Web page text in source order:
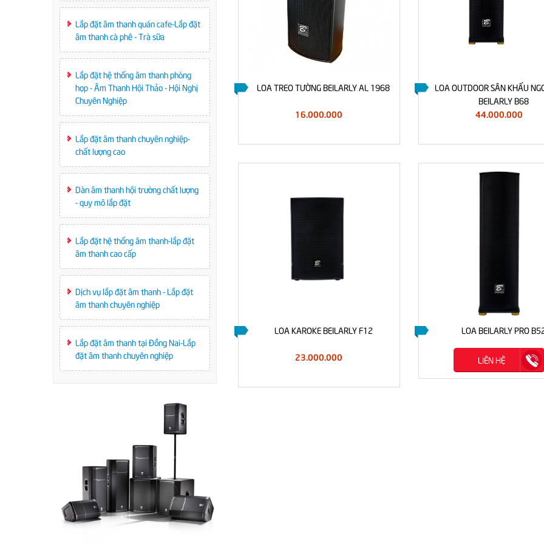
LOA KARAOKE BEILARLY PRO B51
LIÊN HỆ
LOA KARAOKE BEILARLY B110
LIÊN HỆ
LOA TREO TƯỜNG BEILARLY AL 1968
16.000.000
LOA KAROKE BEILARLY F12
23.000.000
LOA OUTDOOR SÂN KHẤU
BEILARLY B68
44.000.000
LOA BEILARLY PRO
LIÊN HỆ
Lắp đặt âm thanh quán cafe-Lắp đặt
âm thanh cà phê - Trà sữa
Lắp đặt hệ thống âm thanh phòng
họp - Âm Thanh Hội Thảo - Hội Nghị
Chuyên Nghiệp
Lắp đặt âm thanh chuyên nghiệp-
chất lượng cao
Dàn âm thanh hội trường chất lượng
- quy mô lắp đặt
Lắp đặt hệ thống âm thanh-lắp đặt
âm thanh cao cấp
Dịch vụ lắp đặt âm thanh - Lắp đặt
âm thanh chuyên nghiệp
Lắp đặt âm thanh tại Đồng Nai-Lắp
đặt âm thanh chuyên nghiệp